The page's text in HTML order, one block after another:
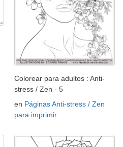
Colorear para adultos : Anti-
stress / Zen - 5
en Páginas Anti-stress / Zen
para imprimir